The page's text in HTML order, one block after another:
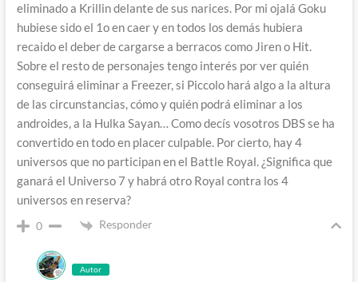
eliminado a Krillin delante de sus narices. Por mi ojalá Goku
hubiese sido el 1o en caer y en todos los demás hubiera
recaido el deber de cargarse a berracos como Jiren o Hit.
Sobre el resto de personajes tengo interés por ver quién
conseguirá eliminar a Freezer, si Piccolo hará algo a la altura
de las circunstancias, cómo y quién podrá eliminar a los
androides, a la Hulka Sayan… Como decís vosotros DBS se ha
convertido en todo en placer culpable. Por cierto, hay 4
universos que no participan en el Battle Royal. ¿Significa que
ganará el Universo 7 y habrá otro Royal contra los 4
universos en reserva?
0 Responder
Autor